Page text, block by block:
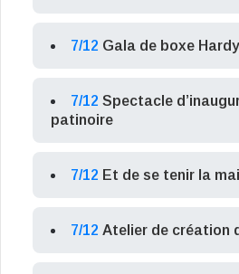
7/12 Gala de boxe
7/12 Spectacle
patinoire
7/12 Et de se tenir la
7/12 Atelier de création